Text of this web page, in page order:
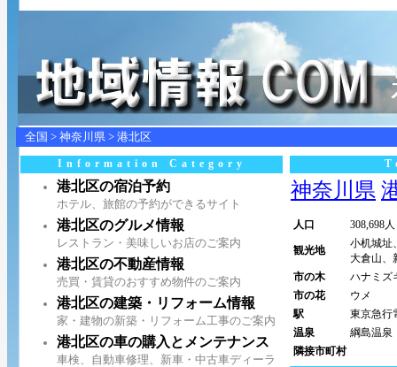
全国 > 神奈川県 > 港北区
Information Category
港北区の宿泊予約
ホテル、旅館の予約ができるサイト
港北区のグルメ情報
レストラン・美味しいお店のご案内
港北区の不動産情報
売買・賃貸のおすすめ物件のご案内
港北区の建築・リフォーム情報
家・建物の新築・リフォーム工事のご案内
港北区の車の購入とメンテナンス
車検、自動車修理、新車・中古車ディーラ
神奈川県
人口 308,698人
観光地
小机城址
大倉山、
市の木
ハナミズ
市の花
ウメ
駅
東京急行
温泉
綱島温泉
隣接市町村